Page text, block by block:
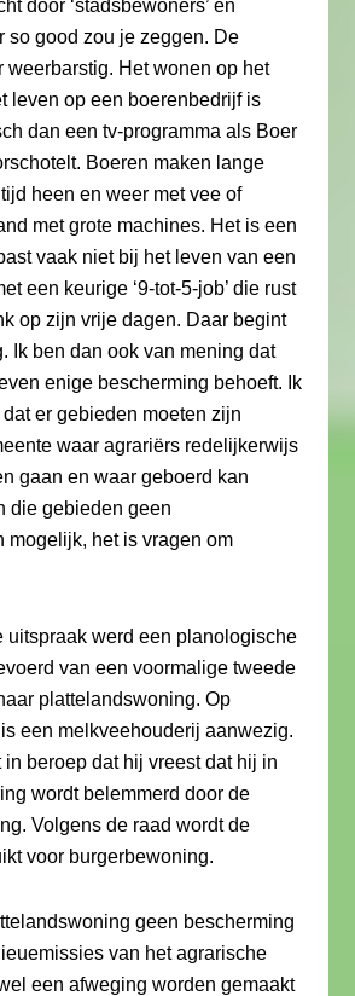
door ‘stadsbewoners’ en
so good zou je zeggen. De
weerbarstig. Het wonen op het
leven op een boerenbedrijf is
dan een tv-programma als Boer
Boeren maken lange
heen en weer met vee of
met grote machines. Het is een
vaak niet bij het leven van een
een keurige ‘9-tot-5-job’ die rust
op zijn vrije dagen. Daar begint
Ik ben dan ook van mening dat
enige bescherming behoeft. Ik
er gebieden moeten zijn
waar agrariërs redelijkerwijs
gaan en waar geboerd kan
die gebieden geen
mogelijk, het is vragen om
uitspraak werd een planologische
van een voormalige tweede
plattelandswoning. Op
een melkveehouderij aanwezig.
in beroep dat hij vreest dat hij in
wordt belemmerd door de
Volgens de raad wordt de
voor burgerbewoning.
geen bescherming
van het agrarische
een afweging worden gemaakt